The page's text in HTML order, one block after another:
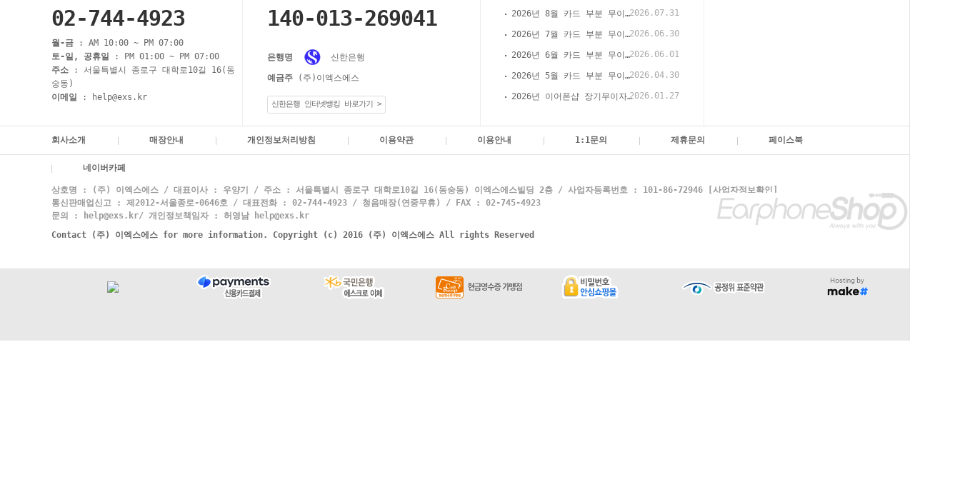
02-744-4923
월-금 : AM 10:00 ~ PM 07:00
토-일, 공휴일
: PM 01:00 ~ PM 07:00
주소 : 서울특별시 종로구 대학로10길 16(동
숭동)
이메일
: help@exs.kr
140-013-269041
은행명 신한은행
예금주 (주)이엑스에스
신한은행 인터넷뱅킹 바로가기 >
2026년 8월 카드 부분 무이자 할부 안내(이어폰샵 온라인 결제)2026.07.31
2026년 7월 카드 부분 무이자 할부 안내(이어폰샵 온라인 결제)2026.06.30
2026년 6월 카드 부분 무이자 할부 안내(이어폰샵 온라인 결제)2026.06.01
2026년 5월 카드 부분 무이자 할부 안내(이어폰샵 온라인 결제)2026.04.30
2026년 이어폰샵 장기무이자 할부 이벤트2026.01.27
회사소개 매장안내 개인정보처리방침 이용약관 이용안내 1:1문의 제휴문의 페이스북
네이버카페
상호명 : (주) 이엑스에스 / 대표이사 : 우양기 / 주소 : 서울특별시 종로구 대학로10길 16(동숭동) 이엑스에스빌딩 2층 / 사업자등록번호 : 101-86-72946
[사업자정보확인]
통신판매업신고 : 제2012-서울종로-0646호 / 대표전화 : 02-744-4923 / 청음매장(연중무휴) / FAX : 02-745-4923
문의 : help@exs.kr/ 개인정보책임자 : 허영남 help@exs.kr
Contact (주) 이엑스에스 for more information. Copyright (c) 2016 (주) 이엑스에스 All rights Reserved